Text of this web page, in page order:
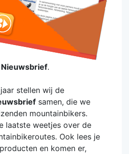
.
stellen wij de
samen, die we
mountainbikers.
laatste weetjes over de
Ook lees je
en komen er,